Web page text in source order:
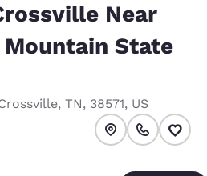
Near
State
, TN, 38571, US